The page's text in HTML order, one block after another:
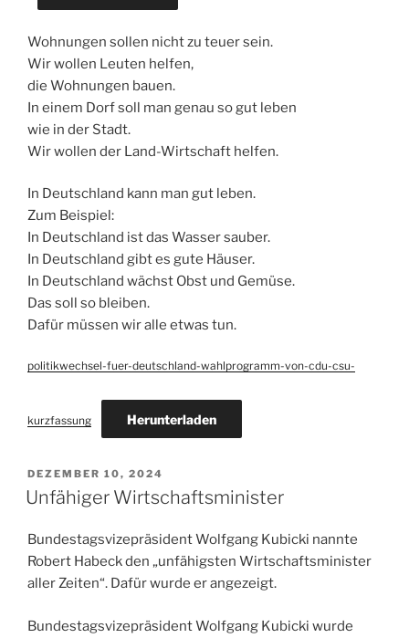
Wohnungen sollen nicht zu teuer sein.
Wir wollen Leuten helfen,
die Wohnungen bauen.
In einem Dorf soll man genau so gut leben
wie in der Stadt.
Wir wollen der Land-Wirtschaft helfen.
In Deutschland kann man gut leben.
Zum Beispiel:
In Deutschland ist das Wasser sauber.
In Deutschland gibt es gute Häuser.
In Deutschland wächst Obst und Gemüse.
Das soll so bleiben.
Dafür müssen wir alle etwas tun.
politikwechsel-fuer-deutschland-wahlprogramm-von-cdu-csu-
kurzfassung Herunterladen
VERÖFFENTLICHT
AM
DEZEMBER 10, 2024
Unfähiger Wirtschaftsminister
Bundestagsvizepräsident Wolfgang Kubicki nannte
Robert Habeck den „unfähigsten Wirtschaftsminister
aller Zeiten“. Dafür wurde er angezeigt.
Bundestagsvizepräsident Wolfgang Kubicki wurde